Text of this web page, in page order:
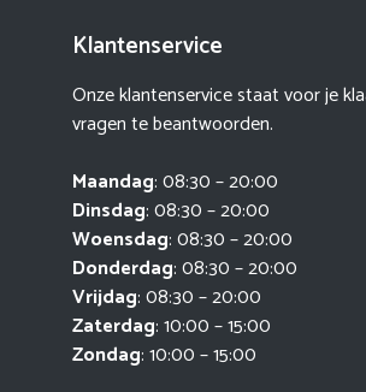
Klantenservice
Onze klantenservice staat voor je
vragen te beantwoorden.
Maandag: 08:30 – 20:00
Dinsdag: 08:30 – 20:00
Woensdag: 08:30 – 20:00
Donderdag: 08:30 – 20:00
Vrijdag: 08:30 – 20:00
Zaterdag: 10:00 – 15:00
Zondag: 10:00 – 15:00